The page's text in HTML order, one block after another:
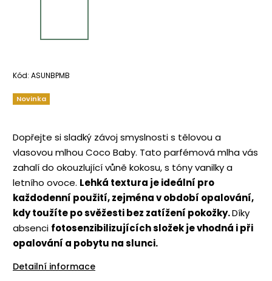
Kód: ASUNBPMB
Novinka
Dopřejte si sladký závoj smyslnosti s tělovou a
vlasovou mlhou Coco Baby. Tato parfémová mlha vás
zahalí do okouzlující vůně kokosu, s tóny vanilky a
letního ovoce. Lehká textura je ideální pro
každodenní použití, zejména v období opalování,
kdy toužíte po svěžesti bez zatížení pokožky.Díky
absenci fotosenzibilizujících složek je vhodná i při
opalování a pobytu na slunci.
Detailní informace